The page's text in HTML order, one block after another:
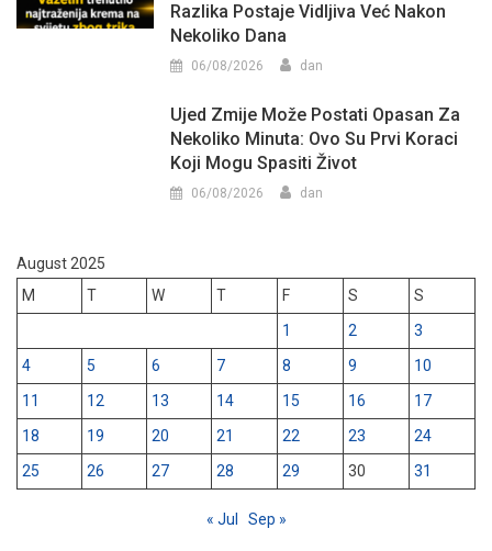
Razlika Postaje Vidljiva Već Nakon
Nekoliko Dana
06/08/2026 dan
Ujed Zmije Može Postati Opasan Za
Nekoliko Minuta: Ovo Su Prvi Koraci
Koji Mogu Spasiti Život
06/08/2026 dan
August 2025
M
T W T F S
S
1
2
3
4
5 6 7 8 9
10
11
12 13 14 15 16
17
18
19 20 21 22 23
24
25
26 27 28 29 30 31
« Jul Sep »